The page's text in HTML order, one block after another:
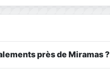
près de Miramas ?